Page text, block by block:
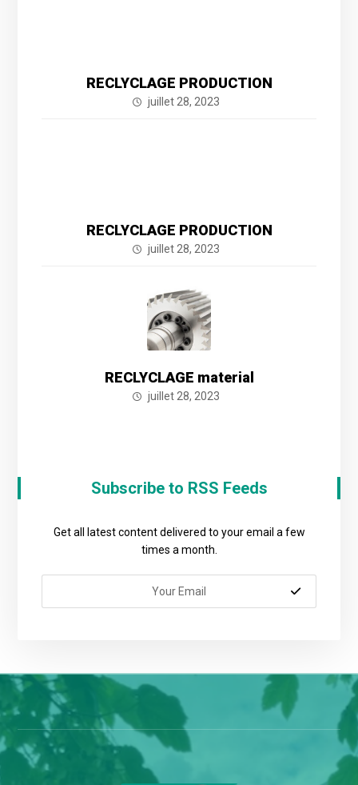
RECLYCLAGE PRODUCTION
juillet 28, 2023
RECLYCLAGE PRODUCTION
juillet 28, 2023
RECLYCLAGE material
juillet 28, 2023
Subscribe to RSS Feeds
Get all latest content delivered to your email a few
times a month.